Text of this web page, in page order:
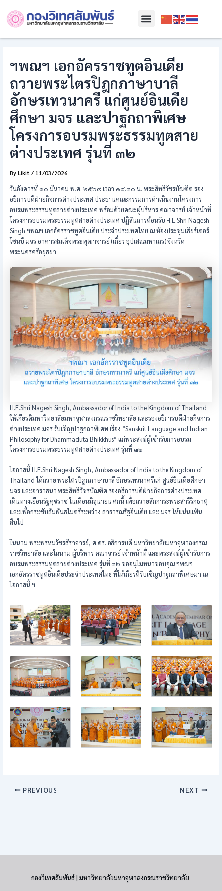
content
Menu
ฯพณฯ เอกอัครราชทูตอินเดีย
ถวายพระไตรปิฎกภาษาบาลี
อักษรเทวนาครี แก่ศูนย์อินเดีย
ศึกษา มจร และปาฐกถาพิเศษ
โครงการอบรมพระธรรมทูตสาย
ต่างประเทศ รุ่นที่ ๓๒
ByLikit/11/03/2026
วันอังคารที่ ๑๐ มีนาคม พ.ศ. ๒๕๖๙ เวลา ๑๔.๓๐ น. พระสิทธิวัชรบัณฑิต รอง
อธิการบดีฝ่ายกิจการต่างประเทศ ประธานคณะกรรมการดำเนินงานโครงการ
อบรมพระธรรมทูตสายต่างประเทศ พร้อมด้วยคณะผู้บริหาร คณาจารย์ เจ้าหน้าที่
โครงการอบรมพระธรรมทูตสายต่างประเทศ ปฏิสันถารต้อนรับ H.E.Shri Nagesh
Singh ฯพณฯ เอกอัครราชทูตอินเดีย ประจำประเทศไทย ณ ห้องประชุมเธียร์เตอร์
โซนบี มจร อาคารสมเด็จพระพุฒาจารย์ (เกี่ยว อุปเสณมหาเถร) จังหวัด
พระนครศรีอยุธยา
H.E.Shri Nagesh Singh, Ambassador of lndia to the Kingdom of Thailand
ให้เกียรติมหาวิทยาลัยมหาจุฬาลงกรณราชวิทยาลัย และรองอธิการบดีฝ่ายกิจการ
ต่างประเทศ มจร รับเชิญปาฐกถาพิเศษ เรื่อง “Sanskrit Language and lndian
Philosophy for Dhammaduta Bhikkhus” แก่พระสงฆ์ผู้เข้ารับการอบรม
โครงการอบรมพระธรรมทูตสายต่างประเทศ รุ่นที่ ๓๒
โอกาสนี้ H.E.Shri Nagesh Singh, Ambassador of lndia to the Kingdom of
Thailand ได้ถวาย พระไตรปิฎกภาษาบาลี อักษรเทวนาครีแก่ ศูนย์อินเดียศึกษา
มจร และอาราธนา พระสิทธิวัชรบัณฑิต รองอธิการบดีฝ่ายกิจการต่างประเทศ
เดินทางเยือนรัฐคุชราช ในเดือนมิถุนายน ศกนี้ เพื่อถวายสักการะพระสารีริกธาตุ
และเพื่อกระชับสัมพันธไมตรีระหว่าง สาธารณรัฐอินเดีย และ มจร ให้แน่นแฟ้น
สืบไป
ในนาม พระพรหมวัชรธีราจารย์, ศ.ดร. อธิการบดี มหาวิทยาลัยมหาจุฬาลงกรณ
ราชวิทยาลัย และในนาม ผู้บริหาร คณาจารย์ เจ้าหน้าที่ และพระสงฆ์ผู้เข้ารับการ
อบรมพระธรรมทูตสายต่างประเทศ รุ่นที่ ๓๒ ขออนุโมทนาขอบคุณ ฯพณฯ
เอกอัครราชทูตอินเดียประจำประเทศไทย ที่ให้เกียรติรับเชิญปาฐกถาพิเศษมา ณ
โอกาสนี้ ฯ
navigation
PREVIOUS NEXT
กองวิเทศสัมพันธ์ | มหาวิทยาลัยมหาจุฬาลงกรณราชวิทยาลัย